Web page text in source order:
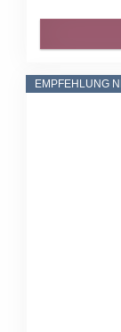
EMPFEHLUNG